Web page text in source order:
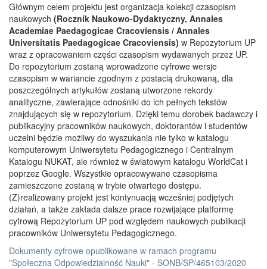
Głównym celem projektu jest organizacja kolekcji czasopism
naukowych (Rocznik Naukowo-Dydaktyczny, Annales
Academiae Paedagogicae Cracoviensis / Annales
Universitatis Paedagogicae Cracoviensis) w Repozytorium UP
wraz z opracowaniem części czasopism wydawanych przez UP.
Do repozytorium zostaną wprowadzone cyfrowe wersje
czasopism w wariancie zgodnym z postacią drukowaną, dla
poszczególnych artykułów zostaną utworzone rekordy
analityczne, zawierające odnośniki do ich pełnych tekstów
znajdujących się w repozytorium. Dzięki temu dorobek badawczy i
publikacyjny pracowników naukowych, doktorantów i studentów
uczelni będzie możliwy do wyszukania nie tylko w katalogu
komputerowym Uniwersytetu Pedagogicznego i Centralnym
Katalogu NUKAT, ale również w światowym katalogu WorldCat i
poprzez Google. Wszystkie opracowywane czasopisma
zamieszczone zostaną w trybie otwartego dostępu.
(Z)realizowany projekt jest kontynuacją wcześniej podjętych
działań, a także zakłada dalsze prace rozwijające platformę
cyfrową Repozytorium UP pod względem naukowych publikacji
pracowników Uniwersytetu Pedagogicznego.
Dokumenty cyfrowe opublikowane w ramach programu
"Społeczna Odpowiedzialność Nauki" - SONB/SP/465103/2020